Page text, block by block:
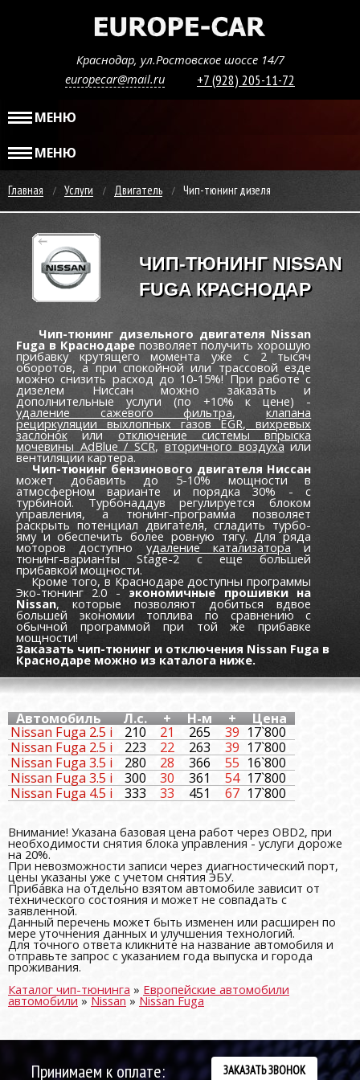
Краснодар, ул.Ростовское шоссе 14/7
europecar@mail.ru
+7 (928) 205-11-72
МЕНЮ
МЕНЮ
Главная Услуги Двигатель Чип-тюнинг дизеля
ЧИП-ТЮНИНГ NISSAN
FUGA КРАСНОДАР
Чип-тюнинг дизельного двигателя Nissan
Fuga в Краснодарепозволяет получить хорошую
прибавку крутящего момента уже c 2 тысяч
оборотов, а при спокойной или трассовой езде
можно снизить расход до 10-15%! При работе с
дизелем Ниссан можно заказать и
дополнительные услуги (по +10% к цене) -
удаление сажевого фильтра,клапана
рециркуляции выхлопных газов EGR,вихревых
заслонокилиотключение системы впрыска
мочевины AdBlue / SCR,вторичного воздухаили
вентиляции картера.
Чип-тюнинг бензинового двигателя Ниссан
может добавить до 5-10% мощности в
атмосферном варианте и порядка 30% - с
турбиной. Турбонаддув регулируется блоком
управления, а тюнинг-программа позволяет
раскрыть потенциал двигателя, сгладить турбо-
яму и обеспечить более ровную тягу. Для ряда
моторов доступно удаление катализатора и
тюнинг-варианты Stage-2 с еще большей
прибавкой мощности.
Кроме того, в Краснодаре доступны программы
Эко-тюнинг 2.0 - экономичные прошивки на
Nissan, которые позволяют добиться вдвое
большей экономии топлива по сравнению с
обычной программой при той же прибавке
мощности!
Заказать чип-тюнинг и отключения Nissan Fuga в
Краснодаре можно из каталога ниже.
Автомобиль Л.с. + Н-м + Цена
Nissan Fuga 2.5 i 210 21 265 39 17`800
Nissan Fuga 2.5 i
223 22 263 39 17`800
Nissan Fuga 3.5 i
280 28 366 55 16`800
Nissan Fuga 3.5 i
300 30 361 54 17`800
Nissan Fuga 4.5 i
333 33 451 67 17`800
Внимание! Указана базовая цена работ через OBD2, при
необходимости снятия блока управления - услуги дороже
на 20%.
При невозможности записи через диагностический порт,
цены указаны уже с учетом снятия ЭБУ.
Прибавка на отдельно взятом автомобиле зависит от
технического состояния и может не совпадать с
заявленной.
Данный перечень может быть изменен или расширен по
мере уточнения данных и улучшения технологий.
Для точного ответа кликните на название автомобиля и
отправьте запрос с указанием года выпуска и города
проживания.
Каталог чип-тюнинга » Европейские автомобили
автомобили»Nissan» Nissan Fuga
Принимаем к оплате: ЗАКАЗАТЬ ЗВОНОК